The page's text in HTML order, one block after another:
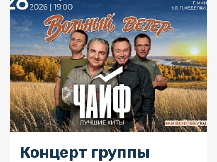
Концерт группы